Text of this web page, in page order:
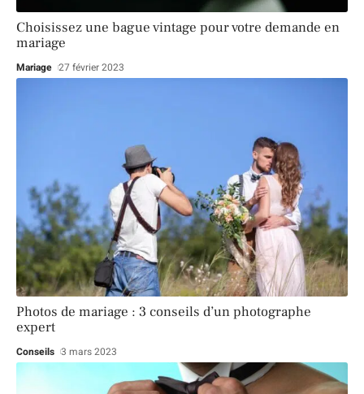
Choisissez une bague vintage pour votre demande en
mariage
Mariage 27 février 2023
Photos de mariage : 3 conseils d’un photographe
expert
Conseils 3 mars 2023